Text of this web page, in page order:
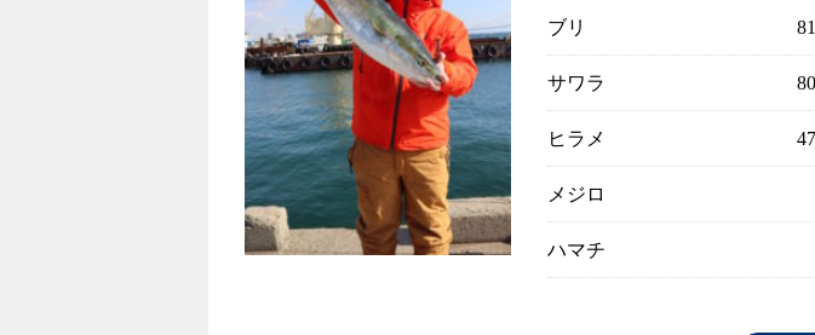
ブリ
サワラ
ヒラメ
メジロ
ハマチ